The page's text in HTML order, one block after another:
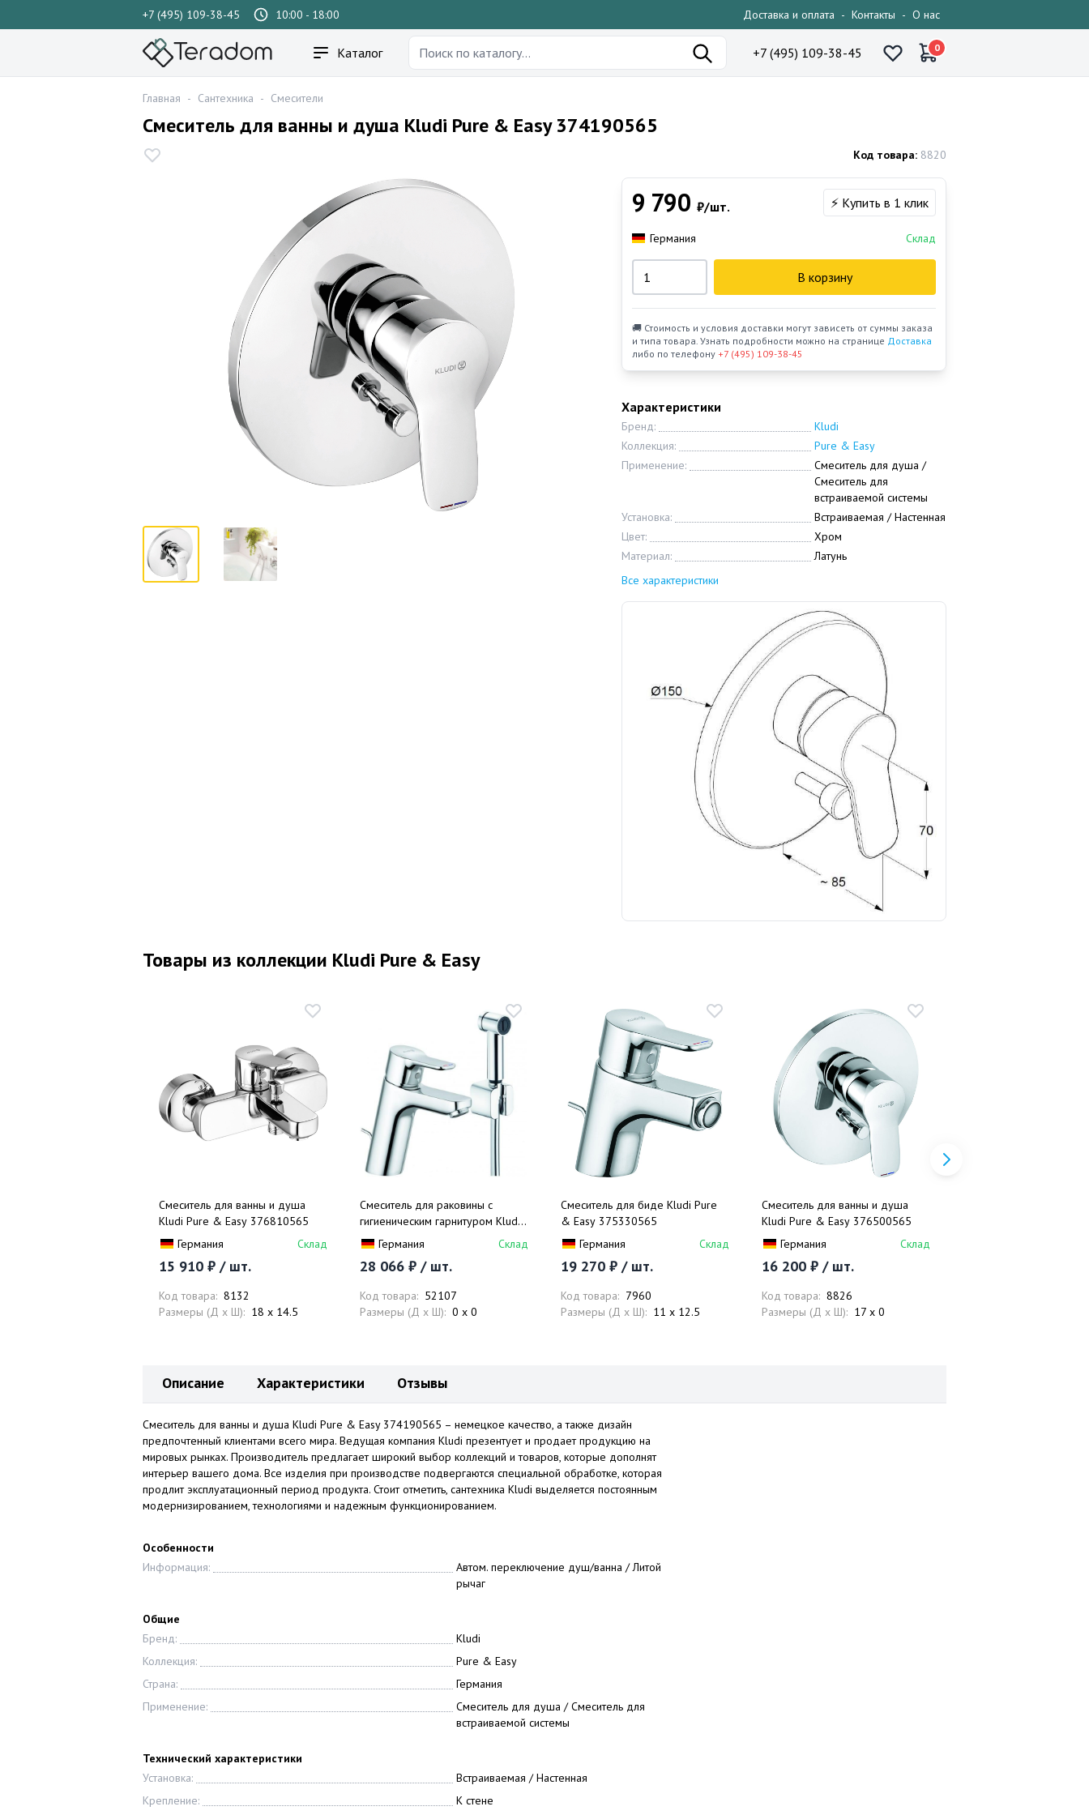
+7 (495) 109-38-45 10:00 - 18:00 Доставка и оплата - Контакты - О нас
Каталог +7 (495) 109-38-45 0
Главная - Сантехника - Смесители
Смеситель для ванны и душа Kludi Pure & Easy 374190565
Код товара: 8820
Характеристики
Бренд:
Kludi
Коллекция:
Pure & Easy
Применение:
Смеситель для душа /
Смеситель для
встраиваемой системы
Установка:
Встраиваемая / Настенная
Цвет:
Хром
Материал:
Латунь
Все характеристики
9 790 ₽/шт. ⚡ Купить в 1 клик
Германия Склад
В корзину
🚚 Стоимость и условия доставки могут зависеть от суммы заказа
и типа товара. Узнать подробности можно на странице Доставка
либо по телефону +7 (495) 109-38-45
Товары из коллекции Kludi Pure & Easy
Смеситель для ванны и душа
Kludi Pure & Easy 376810565
Германия
Склад
15 910 ₽ / шт.
Код товара: 8132
Размеры (Д x Ш): 18 x 14.5
Смеситель для раковины с
гигиеническим гарнитуром Kludi
Pure&Easy 372590565
Германия Склад
28 066 ₽ / шт.
Код товара: 52107
Размеры (Д x Ш): 0 x 0
Смеситель для биде Kludi Pure
& Easy 375330565
Германия
Склад
19 270 ₽ / шт.
Код товара: 7960
Размеры (Д x Ш): 11 x 12.5
Смеситель для ванны и душа
Kludi Pure & Easy 376500565
Германия
Склад
16 200 ₽ / шт.
Код товара: 8826
Размеры (Д x Ш): 17 x 0
Описание Характеристики Отзывы
Смеситель для ванны и душа Kludi Pure & Easy 374190565 – немецкое качество, а также дизайн
предпочтенный клиентами всего мира. Ведущая компания Kludi презентует и продает продукцию на
мировых рынках. Производитель предлагает широкий выбор коллекций и товаров, которые дополнят
интерьер вашего дома. Все изделия при производстве подвергаются специальной обработке, которая
продлит эксплуатационный период продукта. Стоит отметить, сантехника Kludi выделяется постоянным
модернизированием, технологиями и надежным функционированием.
Особенности
Информация:
Автом. переключение душ/ванна / Литой
рычаг
Общие
Бренд:
Kludi
Коллекция:
Pure & Easy
Страна:
Германия
Применение:
Смеситель для душа / Смеситель для
встраиваемой системы
Технический характеристики
Установка:
Встраиваемая / Настенная
Крепление:
К стене